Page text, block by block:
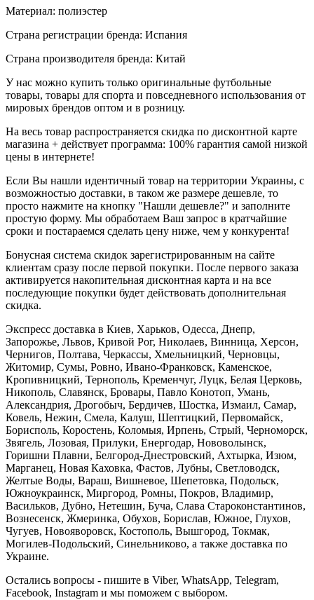
Материал: полиэстер
Страна регистрации бренда: Испания
Страна производителя бренда: Китай
У нас можно купить только оригинальные футбольные
товары, товары для спорта и повседневного использования от
мировых брендов оптом и в розницу.
На весь товар распространяется скидка по дисконтной карте
магазина + действует программа: 100% гарантия самой низкой
цены в интернете!
Если Вы нашли идентичный товар на территории Украины, с
возможностью доставки, в таком же размере дешевле, то
просто нажмите на кнопку "Нашли дешевле?" и заполните
простую форму. Мы обработаем Ваш запрос в кратчайшие
сроки и постараемся сделать цену ниже, чем у конкурента!
Бонусная система скидок зарегистрированным на сайте
клиентам сразу после первой покупки. После первого заказа
активируется накопительная дисконтная карта и на все
последующие покупки будет действовать дополнительная
скидка.
Экспресс доставка в Киев, Харьков, Одесса, Днепр,
Запорожье, Львов, Кривой Рог, Николаев, Винница, Херсон,
Чернигов, Полтава, Черкассы, Хмельницкий, Черновцы,
Житомир, Сумы, Ровно, Ивано-Франковск, Каменское,
Кропивницкий, Тернополь, Кременчуг, Луцк, Белая Церковь,
Никополь, Славянск, Бровары, Павло Конотоп, Умань,
Александрия, Дрогобыч, Бердичев, Шостка, Измаил, Самар,
Ковель, Нежин, Смела, Калуш, Шептицкий, Первомайск,
Борисполь, Коростень, Коломыя, Ирпень, Стрый, Черноморск,
Звягель, Лозовая, Прилуки, Енергодар, Нововолынск,
Горишни Плавни, Белгород-Днестровский, Ахтырка, Изюм,
Марганец, Новая Каховка, Фастов, Лубны, Светловодск,
Желтые Воды, Вараш, Вишневое, Шепетовка, Подольск,
Южноукраинск, Миргород, Ромны, Покров, Владимир,
Васильков, Дубно, Нетешин, Буча, Слава Староконстантинов,
Вознесенск, Жмеринка, Обухов, Борислав, Южное, Глухов,
Чугуев, Новояворовск, Костополь, Вышгород, Токмак,
Могилев-Подольский, Синельниково, а также доставка по
Украине.
Остались вопросы - пишите в Viber, WhatsApp, Telegram,
Facebook, Instagram и мы поможем с выбором.